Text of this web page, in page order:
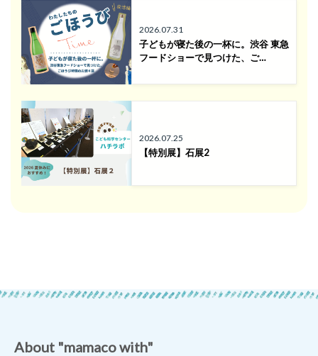
2026.07.31
子どもが寝た後の一杯に。渋谷 東急
フードショーで見つけた、ご…
2026.07.25
【特別展】石展2
About "mamaco with"